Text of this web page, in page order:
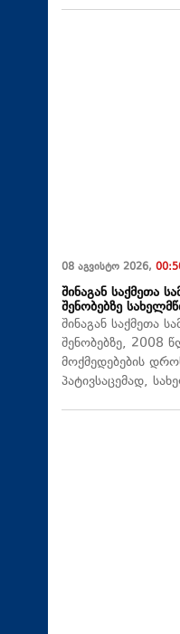
08 აგვისტო 2026,
შინაგან საქმეთა
შენობებზე
შინაგან საქმეთა
შენობებზე, 2008
მოქმედებების
პატივსაცემად,